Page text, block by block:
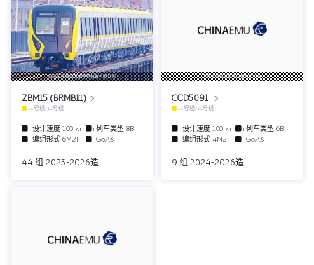
河北京车轨道交通车辆装备有限公司
ZBM15 (BRMB11)
13号线/18号线
设计速度 100 km/h列车类型 8B
编组形式 6M2T GoA3
44 组 2023-2026造
中车长春轨道客车股份有限公司
CCD5091
13号线/18号线
设计速度 100 km/h列车类型 6B
编组形式 4M2T GoA3
9 组 2024-2026造